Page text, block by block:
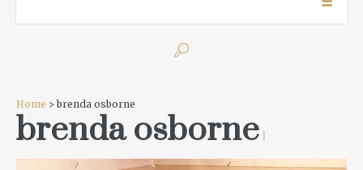
Home > brenda osborne
brenda osborne 1